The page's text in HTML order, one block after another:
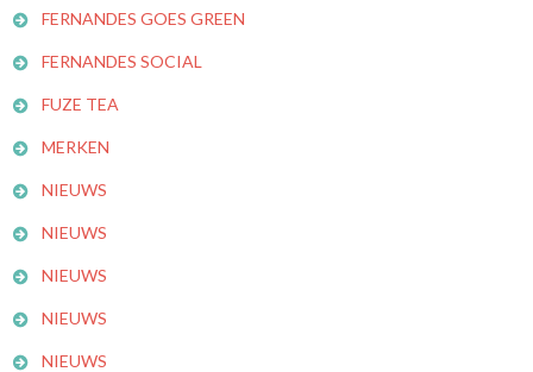
FERNANDES GOES GREEN
FERNANDES SOCIAL
FUZE TEA
MERKEN
NIEUWS
NIEUWS
NIEUWS
NIEUWS
NIEUWS